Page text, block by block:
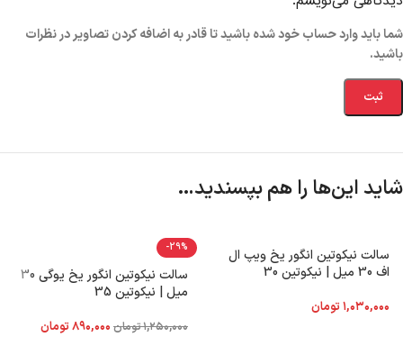
شما باید وارد حساب خود شده باشید تا قادر به اضافه کردن تصاویر در نظرات
باشید.
شاید این‌ها را هم بپسندید…
سالت نیکوتین انگور یخ ویپ ال
اف 30 میل | نیکوتین 30
۱,۰۳۰,۰۰۰ تومان
-29%
سالت نیکوتین انگور یخ یوگی 30
میل | نیکوتین 35
۱,۲۵۰,۰۰۰تومان ۸۹۰,۰۰۰ تومان